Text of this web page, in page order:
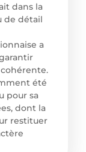
dans la
de détail
a
été
pour sa
dont la
restituer